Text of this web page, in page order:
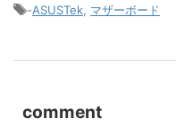
-ASUSTek, マザーボード
comment